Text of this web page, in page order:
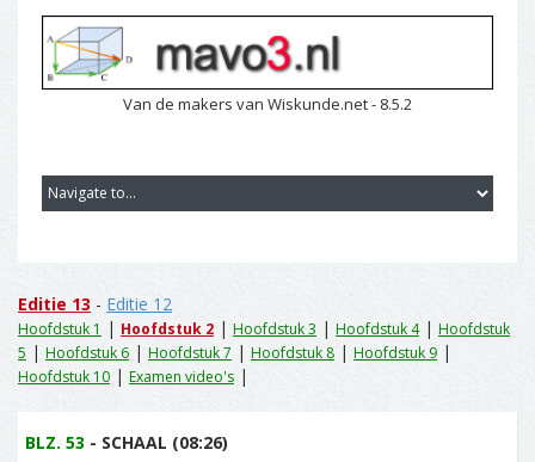
Van de makers van Wiskunde.net - 8.5.2
Editie 13 - Editie 12
Hoofdstuk 1 | Hoofdstuk 2 | Hoofdstuk 3 | Hoofdstuk 4| Hoofdstuk
5 | Hoofdstuk 6 | Hoofdstuk 7 | Hoofdstuk 8 | Hoofdstuk 9 |
Hoofdstuk 10 | Examen video's |
BLZ. 53 - SCHAAL (08:26)